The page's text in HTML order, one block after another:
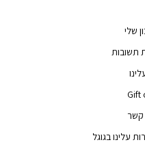
שלי
תשובות
Gift
קשר
עלינו בגוגל